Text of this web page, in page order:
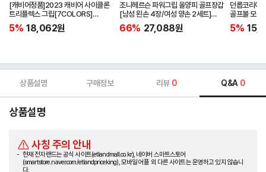
[캐비어정품]2023 캐비어 사이클론
트리플렉스 그립[7COLORS]
[라운드][39g/42g/46g/50g]
[R/S 토크]
5% 18,062원
조니헤르슨 파워그립 올양피 골프장갑
[남성 왼손 4장/여성 양손 2세트]
[화이트][케이스포함]
66% 27,088원
던롭코리아
골프볼 모
[2피스/12
5%
상품설명 구매정보 리뷰 0 Q&A 0
상품설명
사칭 주의 안내
현재 전자랜드는 공식 사이트(etlandmall.co.kr), 네이버 스마트스토어
(smartstore.naver.com/etlandpriceking), 모바일 어플 외 다른 사이트는 운영하고 있지 않습니
다.